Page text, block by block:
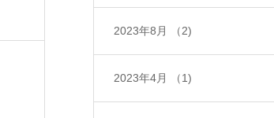
2023年8月 （2)
2023年4月 （1)